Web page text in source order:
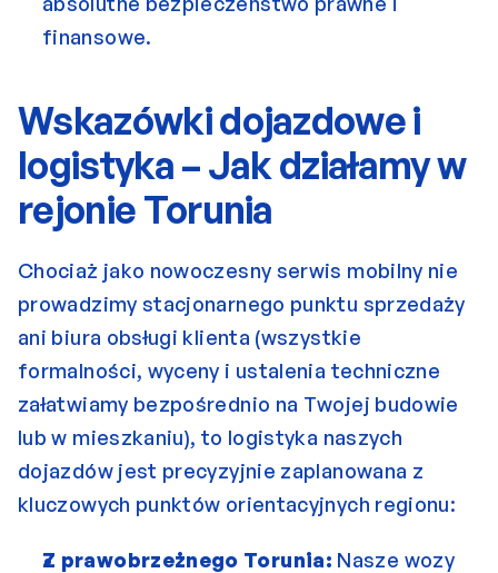
finansowe.
Wskazówki dojazdowe i
logistyka – Jak działamy w
rejonie Torunia
Chociaż jako nowoczesny serwis mobilny nie
prowadzimy stacjonarnego punktu sprzedaży
ani biura obsługi klienta (wszystkie
formalności, wyceny i ustalenia techniczne
załatwiamy bezpośrednio na Twojej budowie
lub w mieszkaniu), to logistyka naszych
dojazdów jest precyzyjnie zaplanowana z
kluczowych punktów orientacyjnych regionu:
Z prawobrzeżnego Torunia: Nasze wozy